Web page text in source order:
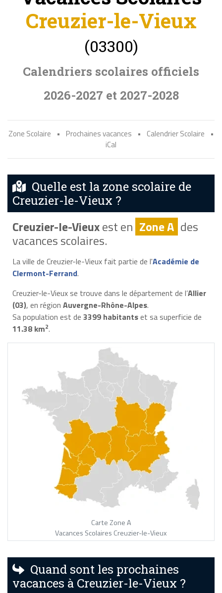
Creuzier-le-Vieux
(03300)
Calendriers scolaires officiels
2026-2027 et 2027-2028
Zone Scolaire • Prochaines vacances • Calendrier Scolaire
•
iCal
Quelle est la zone scolaire de
Creuzier-le-Vieux ?
Creuzier-le-Vieuxest en Zone A des
vacances scolaires.
La ville de Creuzier-le-Vieux fait partie de l'Académie de
Clermont-Ferrand.
Creuzier-le-Vieux se trouve dans le département de l’Allier
(03), en région Auvergne-Rhône-Alpes.
Sa population est de 3399 habitantset sa superficie de
11.38 km2.
Carte Zone A
Vacances Scolaires Creuzier-le-Vieux
Quand sont les prochaines
vacances à Creuzier-le-Vieux ?